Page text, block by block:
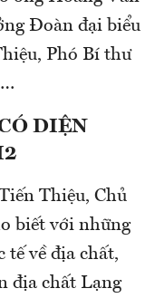
Đoàn đại biểu
Phó Bí thư
DIỆN
Thiệu, Chủ
biết với những
tế về địa chất,
địa chất Lạng